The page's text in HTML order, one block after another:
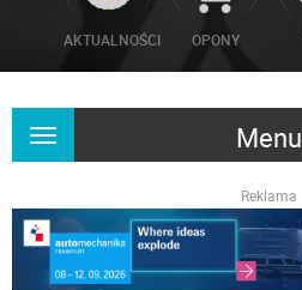
AKTUALNOŚCI OPONY
Menu
Rozwiń
Reklama